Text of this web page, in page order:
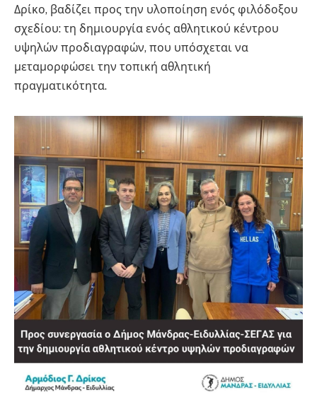
Δρίκο, βαδίζει προς την υλοποίηση ενός φιλόδοξου
σχεδίου: τη δημιουργία ενός αθλητικού κέντρου
υψηλών προδιαγραφών, που υπόσχεται να
μεταμορφώσει την τοπική αθλητική
πραγματικότητα.